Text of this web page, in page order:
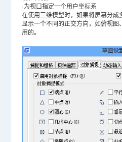
·为视口指定一个用户坐标系
在使用三维模型时，如果将屏幕分成
显示一个不同的正交方向，如俯视图
用的。